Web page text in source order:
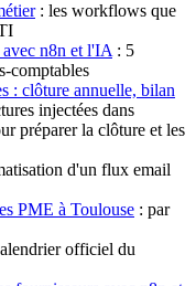
: les workflows que
avec n8n et l'IA: 5
comptables
: clôture annuelle, bilan
injectées dans
préparer la clôture et les
d'un flux email
PME à Toulouse : par
officiel du